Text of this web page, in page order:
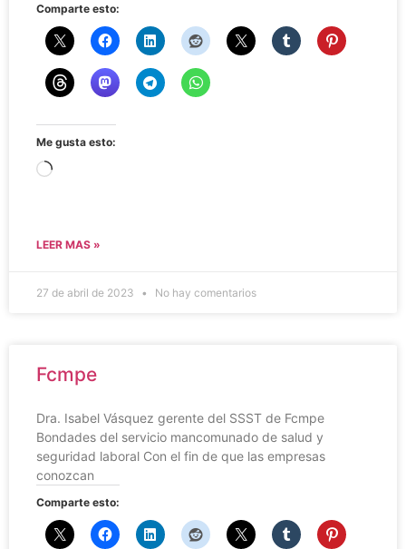
Comparte esto:
Me gusta esto:
LEER MAS »
27 de abril de 2023 No hay comentarios
Fcmpe
Dra. Isabel Vásquez gerente del SSST de Fcmpe
Bondades del servicio mancomunado de salud y
seguridad laboral Con el fin de que las empresas
conozcan
Comparte esto: